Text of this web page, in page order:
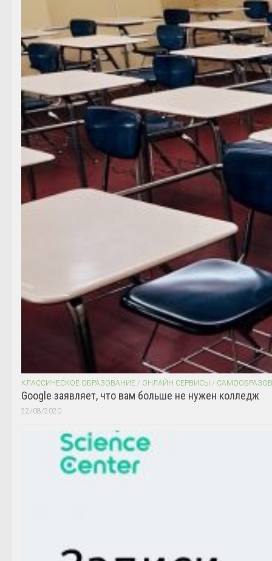
КЛАССИЧЕСКОЕ ОБРАЗОВАНИЕ / ОНЛАЙН СЕРВИСЫ /
Google заявляет, что вам больше не нужен колледж
22/08/2020